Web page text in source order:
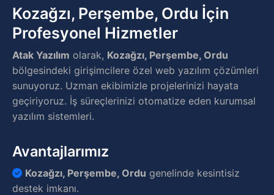
Kozağzı, Perşembe, Ordu İçin
Profesyonel Hizmetler
Atak Yazılım olarak, Kozağzı, Perşembe, Ordu
bölgesindeki girişimcilere özel web yazılım çözümleri
sunuyoruz. Uzman ekibimizle projelerinizi hayata
geçiriyoruz. İş süreçlerinizi otomatize eden kurumsal
yazılım sistemleri.
Avantajlarımız
Kozağzı, Perşembe, Ordu genelinde kesintisiz
destek imkanı.